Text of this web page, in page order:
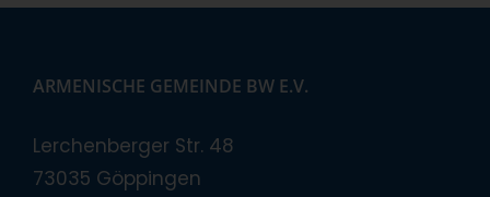
ARMENISCHE GEMEINDE BW E.V.
Lerchenberger Str. 48
73035 Göppingen